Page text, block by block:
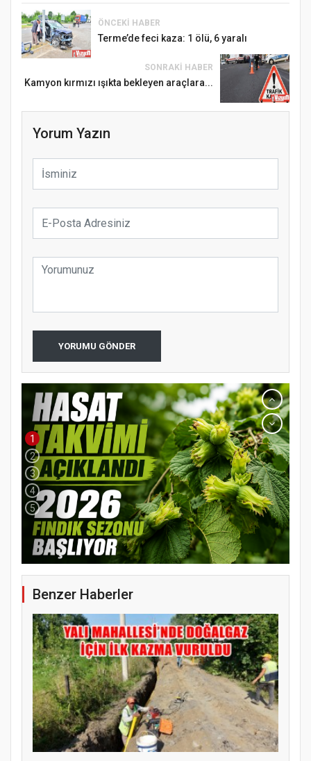
ÖNCEKI HABER
Terme’de feci kaza: 1 ölü, 6 yaralı
SONRAKI HABER
Kamyon kırmızı ışıkta bekleyen araçlara...
Yorum Yazın
YORUMU GÖNDER
YENİ PARTİ TERME İLÇE BAŞKANLIĞINDA
ÜYE KATILIM PROGRAMI
1
2
3
4
5
Benzer Haberler